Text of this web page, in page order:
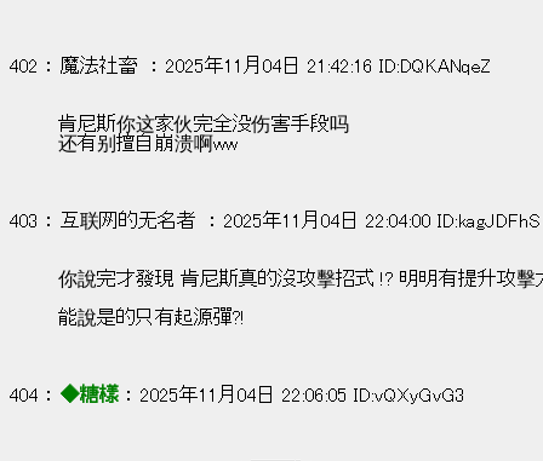
402 ： 魔法社畜  ： 2025年11月04日 21:42:16 ID:DQKANqeZ
肯尼斯你这家伙完全没伤害手段吗
还有别擅自崩溃啊ww
403 ： 互联网的无名者  ： 2025年11月04日 22:04:00 ID:kagJDFhS
你說完才發現 肯尼斯真的沒攻擊招式 !? 明明有提升攻擊
能說是的只有起源彈?!
404 ： ◆糖樣 ： 2025年11月04日 22:06:05 ID:vQXyGvG3